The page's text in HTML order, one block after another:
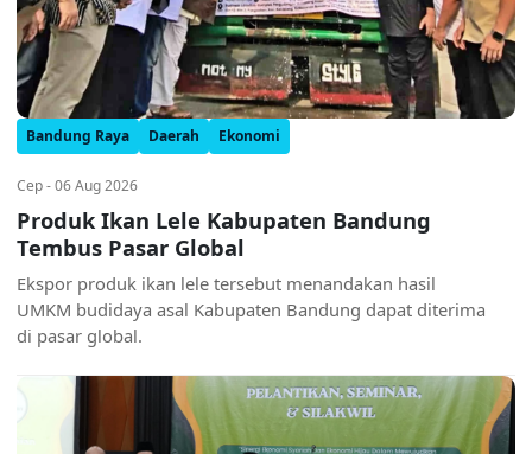
Bandung Raya Daerah Ekonomi
Cep - 06 Aug 2026
Produk Ikan Lele Kabupaten Bandung
Tembus Pasar Global
Ekspor produk ikan lele tersebut menandakan hasil
UMKM budidaya asal Kabupaten Bandung dapat diterima
di pasar global.